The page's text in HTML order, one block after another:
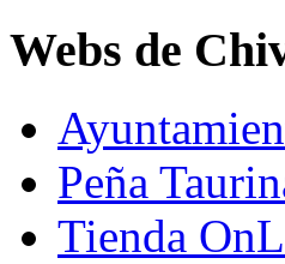
Webs de
Peña
Tienda